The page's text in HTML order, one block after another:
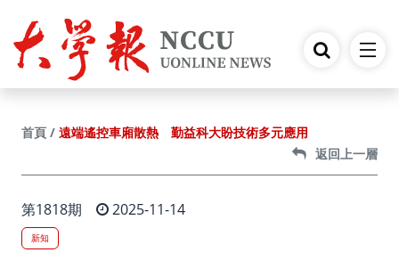
首頁
遠端遙控車廂散熱 勤益科大盼技術多元應用
返回上一層
第1818期 2025-11-14
新知